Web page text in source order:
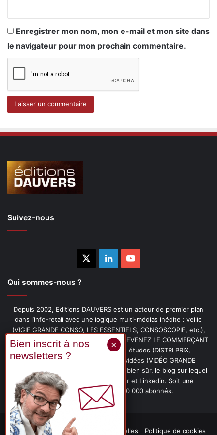
Enregistrer mon nom, mon e-mail et mon site dans
le navigateur pour mon prochain commentaire.
Suivez-nous
LinkedinYouTube
Qui sommes-nous ?
Depuis 2002, Editions DAUVERS est un acteur de premier plan
dans l’info-retail avec une logique multi-médias inédite : veille
(VIGIE GRANDE CONSO, LES ESSENTIELS, CONSOSCOPIE, etc.),
livres (PENSER-CLIENT, IMAGE-PRIX, DEVENEZ LE COMMERÇANT
PRÉFÉRÉ DE VOS CLIENTS, etc.), études (DISTRI PRIX,
PROMOFLASH, DRIVE INSIGHTS), vidéos (VIDÉO GRANDE
CONSO), podcasts (CAFÉ CONSO) et, bien sûr, le blog sur lequel
vous êtes, ainsi que les fils Twitter et Linkedin. Soit une
communauté de plus de 150 000 abonnés.
Mentions légales Données personnelles Politique de cookies